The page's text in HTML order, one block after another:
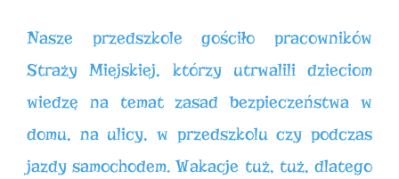
Nasze przedszkole gościło pracowników
Straży Miejskiej, którzy utrwalili dzieciom
wiedzę na temat zasad bezpieczeństwa w
domu, na ulicy, w przedszkolu czy podczas
jazdy samochodem. Wakacje tuż, tuż, dlatego